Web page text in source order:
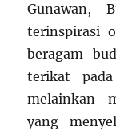
Gunawan,
terinspirasi
beragam
terikat
melainkan
yang